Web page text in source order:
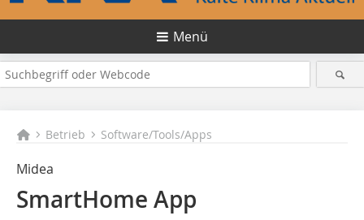
Menü
Betrieb Software/Tools/Apps
Midea
SmartHome App